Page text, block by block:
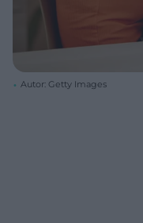
Autor: Getty Images